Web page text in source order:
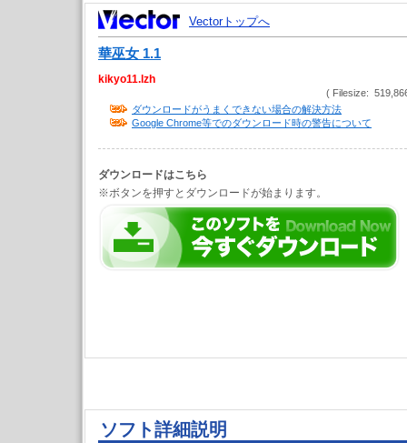
Vectorトップへ
華巫女 1.1
kikyo11.lzh
( Filesize:
ダウンロードがうまくできない場合の解決方法
Google Chrome等でのダウンロード時の警告について
ダウンロードはこちら
※ボタンを押すとダウンロードが始まります。
ソフト詳細説明